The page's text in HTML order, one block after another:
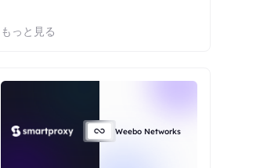
もっと見る
Weebo Networks